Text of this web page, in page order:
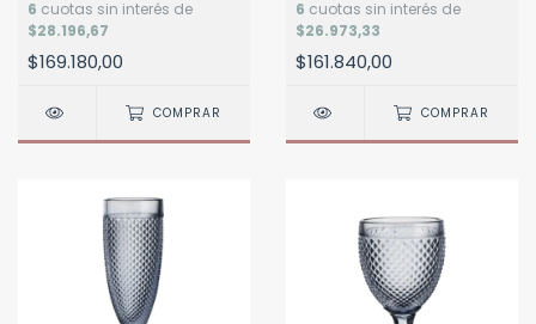
6 cuotas sin interés de
$28.196,67
$169.180,00
COMPRAR
6 cuotas sin interés de
$26.973,33
$161.840,00
COMPRAR